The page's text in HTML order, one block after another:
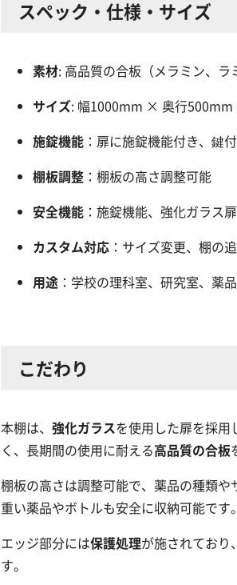
スペック・仕様・サイズ
素材: 高品質の合板（メラミン、
サイズ: 幅1000mm × 奥行500mm
施錠機能 ：扉に施錠機能付き、鍵
棚板調整 ：棚板の高さ調整可能
安全機能 ：施錠機能、強化ガラス
カスタム対応 ：サイズ変更、棚の
用途 ：学校の理科室、研究室、薬
こだわり
本棚は、 強化ガラスを使用した扉を採用
く、長期間の使用に耐える高品質の合板
棚板の高さは調整可能で、薬品の種類や
重い薬品やボトルも安全に収納可能です。
エッジ部分には保護処理が施されており
す。